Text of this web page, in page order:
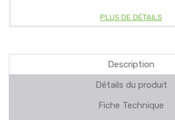
PLUS DE DÉTAILS
Description
Détails du produit
Fiche Technique